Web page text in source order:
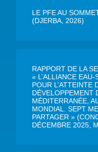
LE PFE AU
(DJERBA, 2026)
RAPPORT DE LA
« L’ALLIANCE
POUR L’ATTEINTE
DÉVELOPPEMENT
MÉDITERRANÉE,
MONDIAL. SEPT
PARTAGER »
DÉCEMBRE 2025,